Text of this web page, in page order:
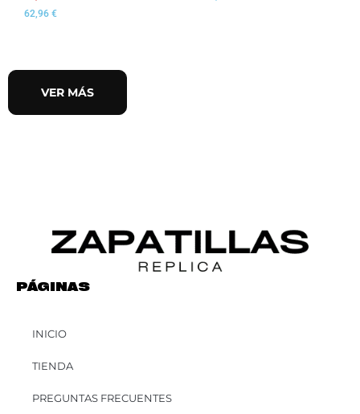
62,96 €
VER MÁS
PÁGINAS
INICIO
TIENDA
PREGUNTAS FRECUENTES